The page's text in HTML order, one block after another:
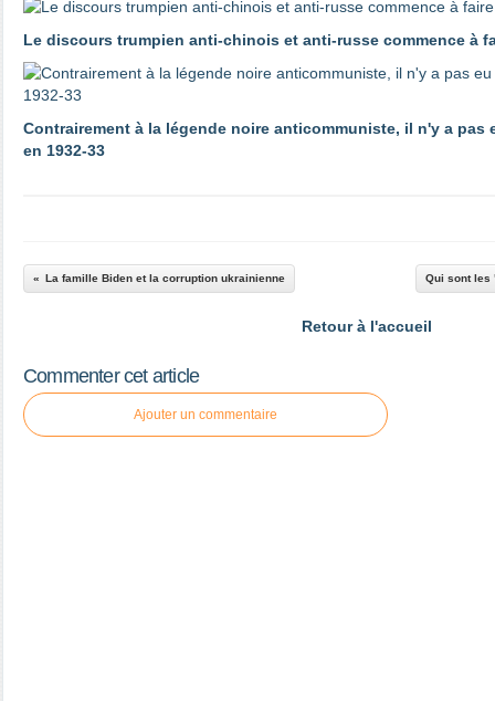
Le discours trumpien anti-chinois et anti-russe commence à
Contrairement à la légende noire anticommuniste, il n'y a pas
en 1932-33
La famille Biden et la corruption ukrainienne Qui sont les
Retour à l'accueil
Commenter cet article
Ajouter un commentaire